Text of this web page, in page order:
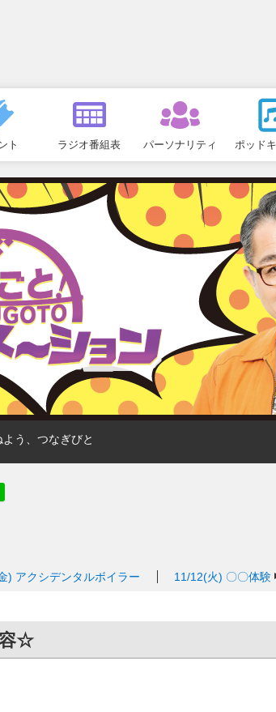
ト ラジオ番組表 パーソナリティ ポッド
よう、つなぎびと
) アクシデンタルボイラー 11/12(火) 〇〇体験
容☆